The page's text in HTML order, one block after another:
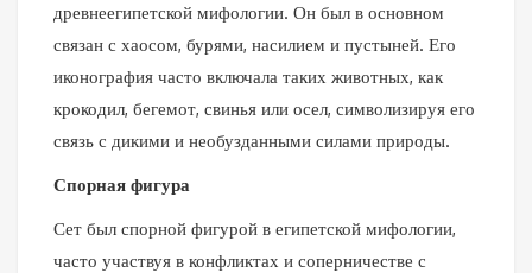
древнеегипетской мифологии. Он был в основном
связан с хаосом, бурями, насилием и пустыней. Его
иконография часто включала таких животных, как
крокодил, бегемот, свинья или осел, символизируя его
связь с дикими и необузданными силами природы.
Спорная фигура
Сет был спорной фигурой в египетской мифологии,
часто участвуя в конфликтах и соперничестве с